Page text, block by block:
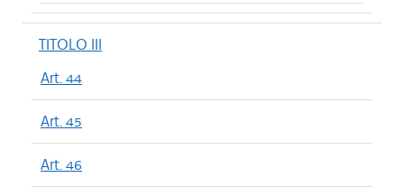
TITOLO III
Art. 44
Art. 45
Art. 46